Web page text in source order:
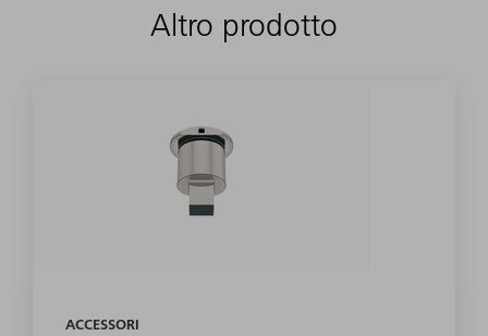
Altro prodotto
ACCESSORI